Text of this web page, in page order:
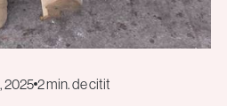
2025 2 min. de citit